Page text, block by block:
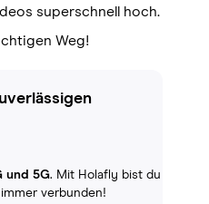
superschnell hoch.
Weg!
und 5G. Mit Holafly bist du
verbunden!